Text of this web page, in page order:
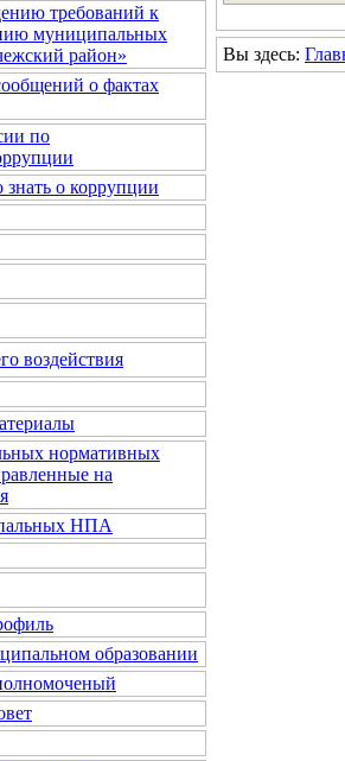
требований к
муниципальных
район»
о фактах
по
о коррупции
воздействия
нормативных
на
НПА
образовании
Вы здесь: